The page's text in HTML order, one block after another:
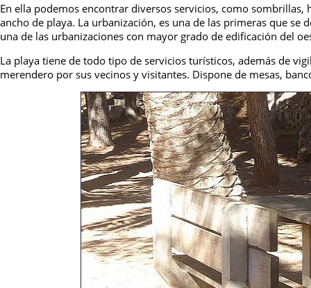
En ella podemos encontrar diversos servicios, como
ancho de playa. La urbanización, es una de las primeras que
una de las urbanizaciones con mayor grado de edificación del
La playa tiene de todo tipo de servicios turísticos, además de
merendero por sus vecinos y visitantes. Dispone de mesas,